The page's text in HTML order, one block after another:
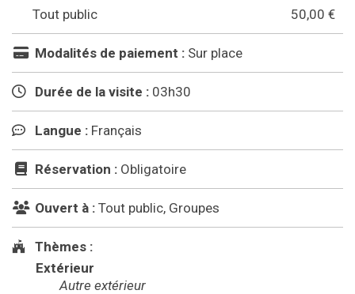
Tout public
50,00 €
Modalités de paiement : Sur place
Durée de la visite : 03h30
Langue : Français
Réservation : Obligatoire
Ouvert à : Tout public, Groupes
Thèmes :
Extérieur
Autre extérieur